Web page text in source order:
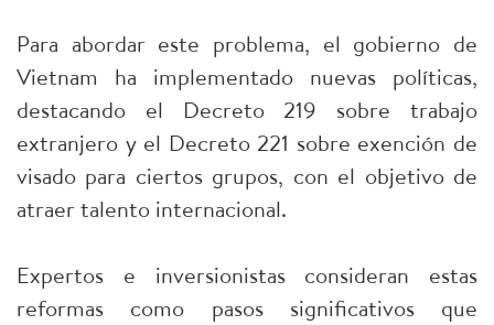
Para abordar este problema, el gobierno de
Vietnam ha implementado nuevas políticas,
destacando el Decreto 219 sobre trabajo
extranjero y el Decreto 221 sobre exención de
visado para ciertos grupos, con el objetivo de
atraer talento internacional.
Expertos e inversionistas consideran estas
reformas como pasos significativos que